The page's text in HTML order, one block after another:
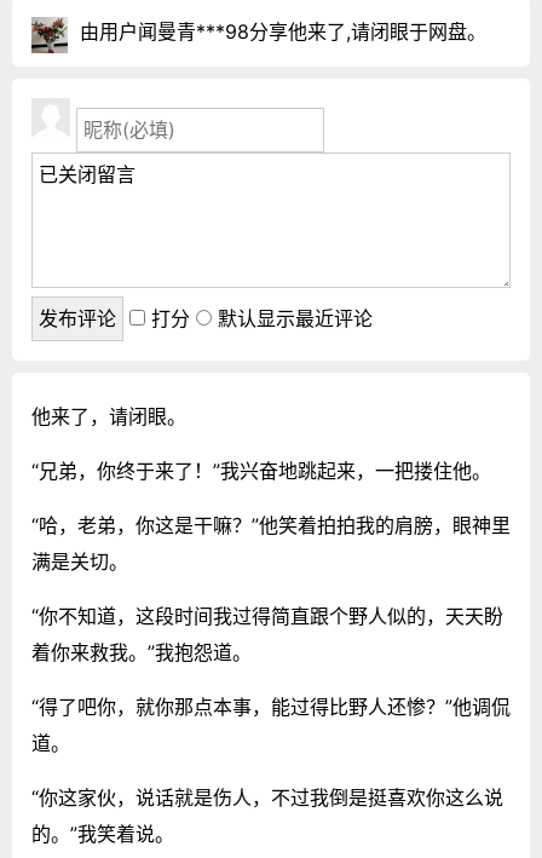
由用户闻曼青***98分享他来了,请闭眼于网盘。
打分 默认显示最近评论
他来了，请闭眼。
“兄弟，你终于来了！”我兴奋地跳起来，一把搂住他。
“哈，老弟，你这是干嘛？”他笑着拍拍我的肩膀，眼神里
满是关切。
“你不知道，这段时间我过得简直跟个野人似的，天天盼
着你来救我。”我抱怨道。
“得了吧你，就你那点本事，能过得比野人还惨？”他调侃
道。
“你这家伙，说话就是伤人，不过我倒是挺喜欢你这么说
的。”我笑着说。